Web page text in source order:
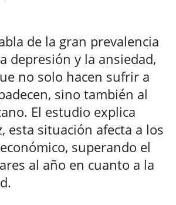
de la gran prevalencia
depresión y la ansiedad,
no solo hacen sufrir a
sino también al
El estudio explica
esta situación afecta a los
superando el
al año en cuanto a la